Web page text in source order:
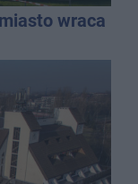
wraca